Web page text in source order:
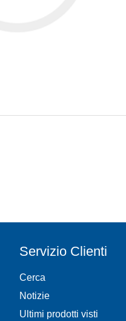
Servizio Clienti
Cerca
Notizie
Ultimi prodotti visti